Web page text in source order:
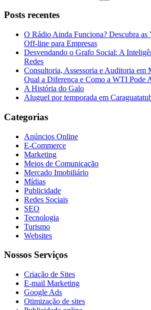
Posts recentes
O Rádio Ainda Funciona? Descubra as
Off-line para Empresas
Desvendando o Grafo Social: A
Redes
Consultoria, Assessoria e Auditoria em
Qual a Diferença e Como a WTI Pode
A História do Galo
Aluguel por temporada em
Categorias
Anúncios Online
E-Commerce
Marketing
Meios de Comunicação
Mercado Imobiliário
Mídias
Publicidade
Redes Sociais
SEO
Tecnologia
Turismo
Websites
Nossos Serviços
Criação de Sites
E-mail Marketing
Google Ads
Otimização de sites